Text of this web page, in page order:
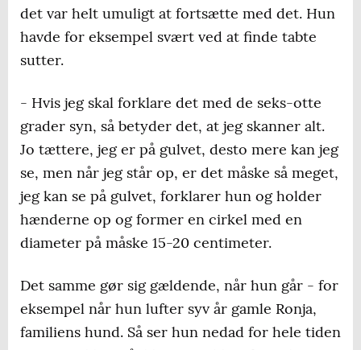
det var helt umuligt at fortsætte med det. Hun
havde for eksempel svært ved at finde tabte
sutter.
- Hvis jeg skal forklare det med de seks-otte
grader syn, så betyder det, at jeg skanner alt.
Jo tættere, jeg er på gulvet, desto mere kan jeg
se, men når jeg står op, er det måske så meget,
jeg kan se på gulvet, forklarer hun og holder
hænderne op og former en cirkel med en
diameter på måske 15-20 centimeter.
Det samme gør sig gældende, når hun går - for
eksempel når hun lufter syv år gamle Ronja,
familiens hund. Så ser hun nedad for hele tiden